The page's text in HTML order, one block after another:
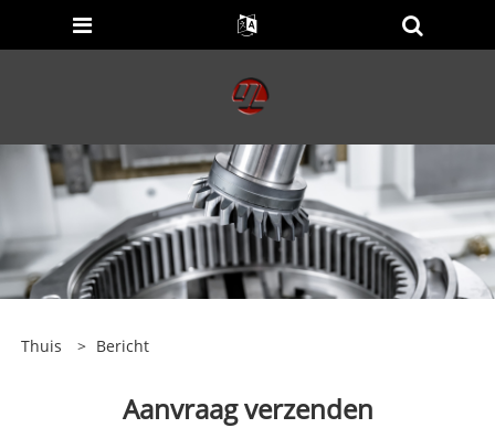
Thuis > Bericht
Aanvraag verzenden